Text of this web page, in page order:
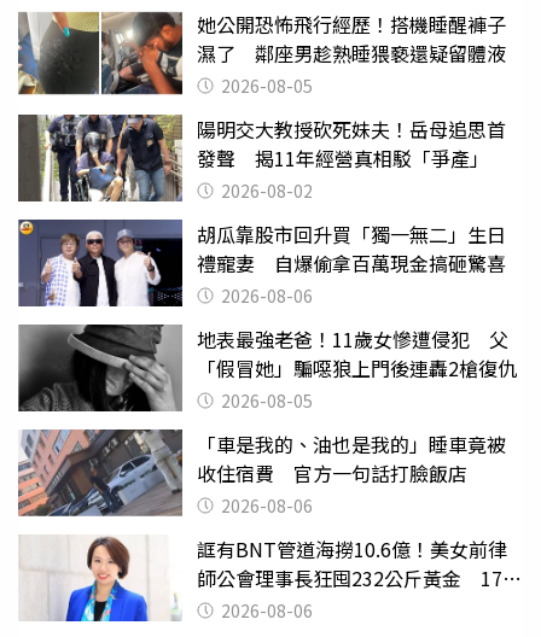
她公開恐怖飛行經歷！搭機睡醒褲子
濕了 鄰座男趁熟睡猥褻還疑留體液
2026-08-05
陽明交大教授砍死妹夫！岳母追思首
發聲 揭11年經營真相駁「爭產」
2026-08-02
胡瓜靠股市回升買「獨一無二」生日
禮寵妻 自爆偷拿百萬現金搞砸驚喜
2026-08-06
地表最強老爸！11歲女慘遭侵犯 父
「假冒她」騙噁狼上門後連轟2槍復仇
2026-08-05
「車是我的、油也是我的」睡車竟被
收住宿費 官方一句話打臉飯店
2026-08-06
誆有BNT管道海撈10.6億！美女前律
師公會理事長狂囤232公斤黃金 17人
遭起訴
2026-08-06